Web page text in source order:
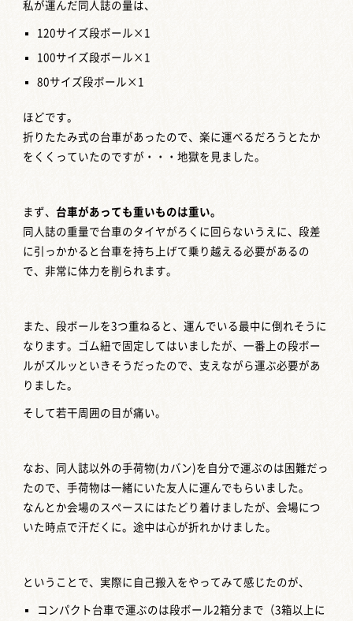
私が運んだ同人誌の量は、
120サイズ段ボール×1
100サイズ段ボール×1
80サイズ段ボール×1
ほどです。
折りたたみ式の台車があったので、楽に運べるだろうとたか
をくくっていたのですが・・・地獄を見ました。
まず、台車があっても重いものは重い。
同人誌の重量で台車のタイヤがろくに回らないうえに、段差
に引っかかると台車を持ち上げて乗り越える必要があるの
で、非常に体力を削られます。
また、段ボールを3つ重ねると、運んでいる最中に倒れそうに
なります。ゴム紐で固定してはいましたが、一番上の段ボー
ルがズルッといきそうだったので、支えながら運ぶ必要があ
りました。
そして若干周囲の目が痛い。
なお、同人誌以外の手荷物(カバン)を自分で運ぶのは困難だっ
たので、手荷物は一緒にいた友人に運んでもらいました。
なんとか会場のスペースにはたどり着けましたが、会場につ
いた時点で汗だくに。途中は心が折れかけました。
ということで、実際に自己搬入をやってみて感じたのが、
コンパクト台車で運ぶのは段ボール2箱分まで（3箱以上に